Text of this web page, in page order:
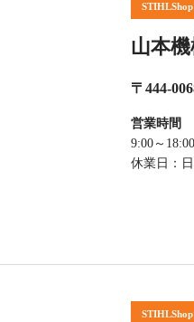
STIHLShop
山本
〒444-
営業時間
9:00～18:00
休業日：
STIHLShop